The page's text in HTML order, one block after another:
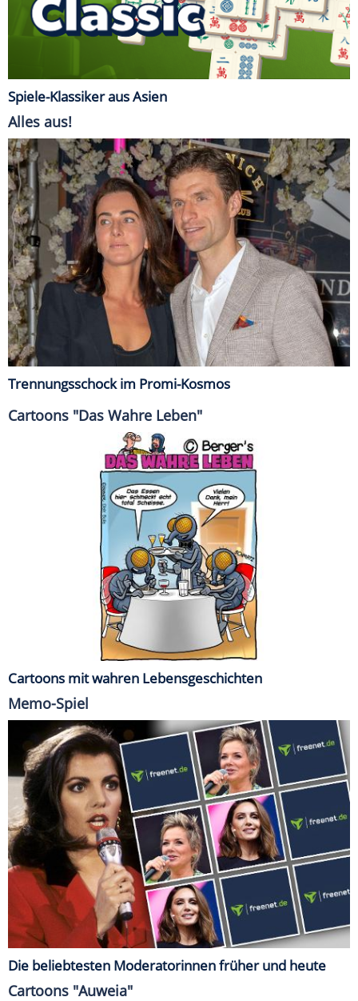
Spiele-Klassiker aus Asien
Alles aus!
Trennungsschock im Promi-Kosmos
Cartoons "Das Wahre Leben"
Cartoons mit wahren Lebensgeschichten
Memo-Spiel
Die beliebtesten Moderatorinnen früher und heute
Cartoons "Auweia"